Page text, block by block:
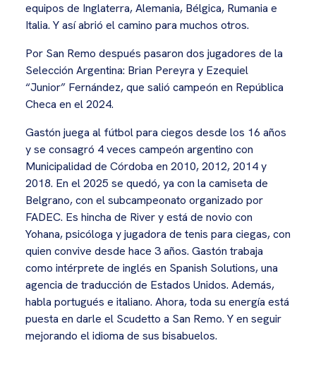
equipos de Inglaterra, Alemania, Bélgica, Rumania e
Italia. Y así abrió el camino para muchos otros.
Por San Remo después pasaron dos jugadores de la
Selección Argentina: Brian Pereyra y Ezequiel
“Junior” Fernández, que salió campeón en República
Checa en el 2024.
Gastón juega al fútbol para ciegos desde los 16 años
y se consagró 4 veces campeón argentino con
Municipalidad de Córdoba en 2010, 2012, 2014 y
2018. En el 2025 se quedó, ya con la camiseta de
Belgrano, con el subcampeonato organizado por
FADEC. Es hincha de River y está de novio con
Yohana, psicóloga y jugadora de tenis para ciegas, con
quien convive desde hace 3 años. Gastón trabaja
como intérprete de inglés en Spanish Solutions, una
agencia de traducción de Estados Unidos. Además,
habla portugués e italiano. Ahora, toda su energía está
puesta en darle el Scudetto a San Remo. Y en seguir
mejorando el idioma de sus bisabuelos.